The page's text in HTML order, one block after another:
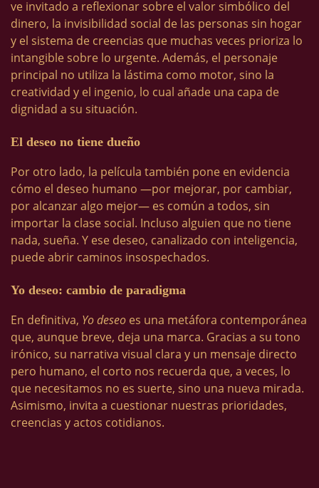
ve invitado a reflexionar sobre el valor simbólico del
dinero, la invisibilidad social de las personas sin hogar
y el sistema de creencias que muchas veces prioriza lo
intangible sobre lo urgente. Además, el personaje
principal no utiliza la lástima como motor, sino la
creatividad y el ingenio, lo cual añade una capa de
dignidad a su situación.
El deseo no tiene dueño
Por otro lado, la película también pone en evidencia
cómo el deseo humano —por mejorar, por cambiar,
por alcanzar algo mejor— es común a todos, sin
importar la clase social. Incluso alguien que no tiene
nada, sueña. Y ese deseo, canalizado con inteligencia,
puede abrir caminos insospechados.
Yo deseo: cambio de paradigma
En definitiva, Yo deseo es una metáfora contemporánea
que, aunque breve, deja una marca. Gracias a su tono
irónico, su narrativa visual clara y un mensaje directo
pero humano, el corto nos recuerda que, a veces, lo
que necesitamos no es suerte, sino una nueva mirada.
Asimismo, invita a cuestionar nuestras prioridades,
creencias y actos cotidianos.